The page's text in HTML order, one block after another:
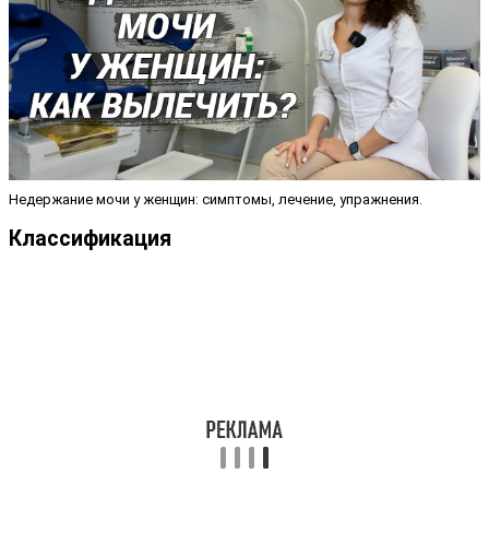
Недержание мочи у женщин: симптомы, лечение, упражнения.
Классификация